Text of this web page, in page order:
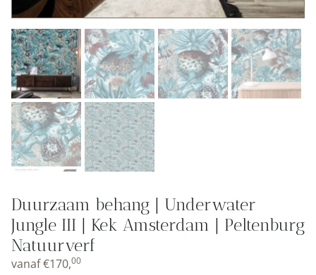
Duurzaam behang | Underwater
Jungle III | Kek Amsterdam | Peltenburg
Natuurverf
vanaf€170,00